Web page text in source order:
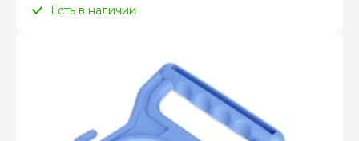
Есть в наличии